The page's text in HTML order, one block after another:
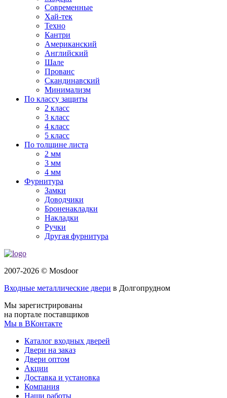
Современные
Хай-тек
Техно
Кантри
Американский
Английский
Шале
Прованс
Скандинавский
Минимализм
По классу защиты
2 класс
3 класс
4 класс
5 класс
По толщине листа
2 мм
3 мм
4 мм
Фурнитура
Замки
Доводчики
Броненакладки
Накладки
Ручки
Другая фурнитура
2007-2026 © Mosdoor
Входные металлические двери в Долгопрудном
Мы зарегистрированы
на портале поставщиков
Мы в ВКонтакте
Каталог входных дверей
Двери на заказ
Двери оптом
Акции
Доставка и установка
Компания
Наши работы